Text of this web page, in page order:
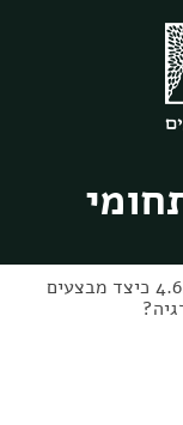
4.6.3 כיצד מבצעים